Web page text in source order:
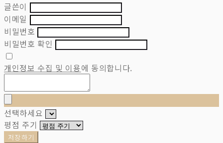
글쓴이
이메일
비밀번호
비밀번호 확인
개인정보 수집 및 이용에 동의합니다.
선택하세요
평점 주기
저장하기